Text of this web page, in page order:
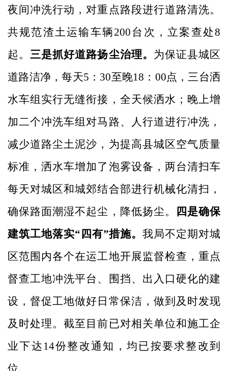
夜间冲洗行动，对重点路段进行道路清洗。
共规范渣土运输车辆200台次，立案查处8
起。三是抓好道路扬尘治理。 为保证县城区
道路洁净，每天5：30至晚18：00点，三台洒
水车组实行无缝衔接，全天候洒水；晚上增
加二个冲洗车组对马路、人行道进行冲洗，
减少道路尘土泥沙，为提高县城区空气质量
标准，洒水车增加了泡雾设备，两台清扫车
每天对城区和城郊结合部进行机械化清扫，
确保路面潮湿不起尘，降低扬尘。
四是确保
建筑工地落实“四有”措施。我局不定期对城
区范围内各个在运工地开展监督检查，重点
督查工地冲洗平台、围挡、出入口硬化的建
设，督促工地做好日常保洁，做到及时发现
及时处理。截至目前已对相关单位和施工企
业下达 14份整改通知，均已按要求整改到
位。